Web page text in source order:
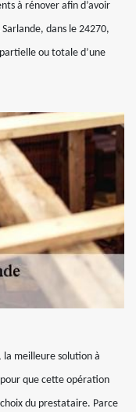
à rénover afin d’avoir
dans le 24270,
ou totale d’une
la meilleure solution à
que cette opération
du prestataire. Parce